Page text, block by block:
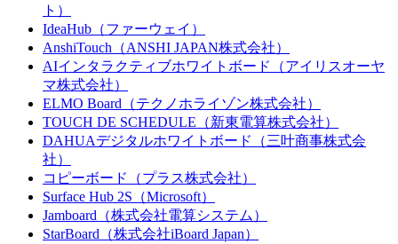
ト）
IdeaHub（ファーウェイ）
AnshiTouch（ANSHI JAPAN株式会社）
AIインタラクティブホワイトボード（アイリスオーヤ
マ株式会社）
ELMO Board（テクノホライゾン株式会社）
TOUCH DE SCHEDULE（新東電算株式会社）
DAHUAデジタルホワイトボード（三叶商事株式会
社）
コピーボード（プラス株式会社）
Surface Hub 2S（Microsoft）
Jamboard（株式会社電算システム）
StarBoard（株式会社iBoard Japan）